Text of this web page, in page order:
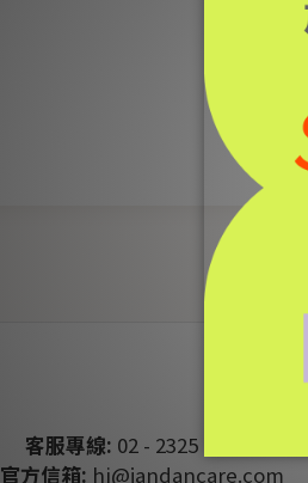
客服專線: 02 - 2325 - 5178
官方信箱: hi@jandancare.com